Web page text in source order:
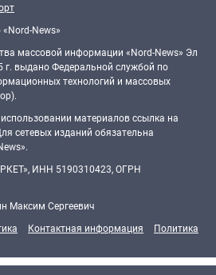
News»
массовой информации «Nord-News» Эл
выдано Федеральной службой по
технологий и массовых
материалов ссылка на
сетевых изданий обязательна
ИНН 5190310423, ОГРН
Максим Сергеевич
Контактная информация
Политика